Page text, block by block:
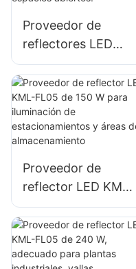
Proveedor de
reflectores LED
KML-FL05 de 50 W
para fachadas de
edificios exteriores
e iluminación de
espacios abiertos.
Proveedor de
reflector LED KML-
FL05 de 150 W
para iluminación de
estacionamientos y
áreas de